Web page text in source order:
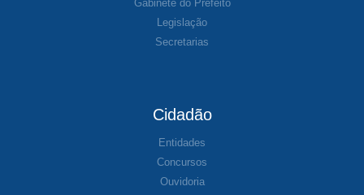
Gabinete do Prefeito
Legislação
Secretarias
Cidadão
Entidades
Concursos
Ouvidoria